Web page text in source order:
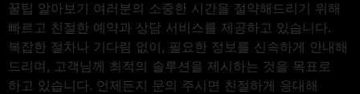
꿀팁 알아보기 여러분의 소중한 시간을 절약해드리기 위해
빠르고 친절한 예약과 상담 서비스를 제공하고 있습니다.
복잡한 절차나 기다림 없이, 필요한 정보를 신속하게 안내해
드리며, 고객님께 최적의 솔루션을 제시하는 것을 목표로
하고 있습니다. 언제든지 문의 주시면 친절하게 응대해